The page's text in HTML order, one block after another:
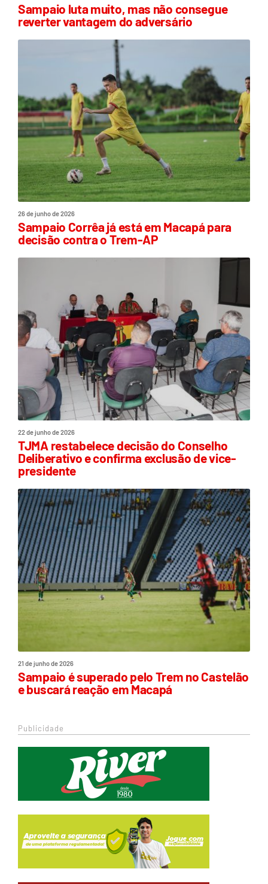
Sampaio luta muito, mas não consegue
reverter vantagem do adversário
26 de junho de 2026
Sampaio Corrêa já está em Macapá para
decisão contra o Trem-AP
22 de junho de 2026
TJMA restabelece decisão do Conselho
Deliberativo e confirma exclusão de vice-
presidente
21 de junho de 2026
Sampaio é superado pelo Trem no Castelão
e buscará reação em Macapá
Publicidade